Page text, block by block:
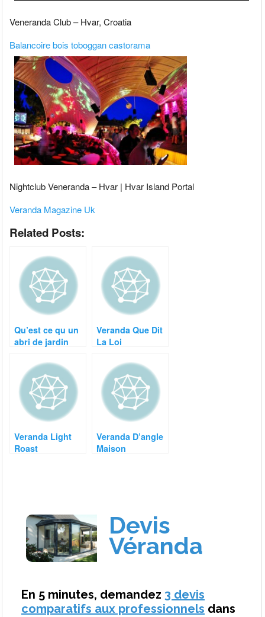
Veneranda Club – Hvar, Croatia
Balancoire bois toboggan castorama
Nightclub Veneranda – Hvar | Hvar Island Portal
Veranda Magazine Uk
Related Posts:
Qu’est ce qu un
abri de jardin
Veranda Que Dit
La Loi
Veranda Light
Roast
Veranda D’angle
Maison